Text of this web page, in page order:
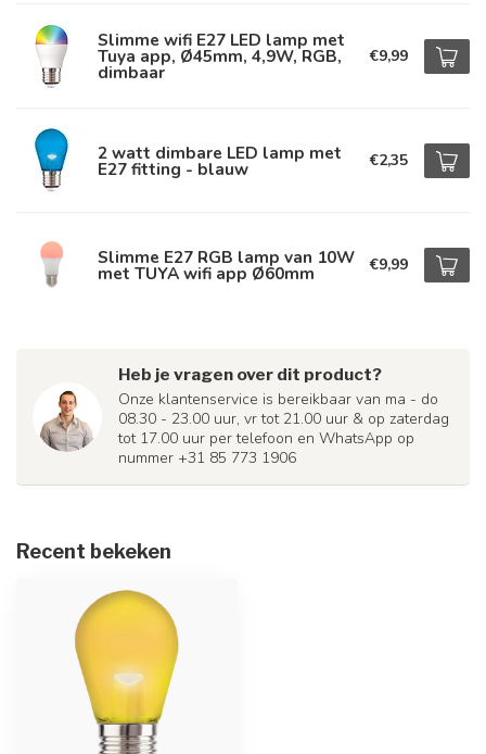
Slimme wifi E27 LED lamp met
Tuya app, Ø45mm, 4,9W, RGB,
dimbaar
€9,99
2 watt dimbare LED lamp met
E27 fitting - blauw €2,35
Slimme E27 RGB lamp van 10W
met TUYA wifi app Ø60mm €9,99
Heb je vragen over dit product?
Onze klantenservice is bereikbaar van ma - do
08.30 - 23.00 uur, vr tot 21.00 uur & op zaterdag
tot 17.00 uur per telefoon en WhatsApp op
nummer +31 85 773 1906
Recent bekeken